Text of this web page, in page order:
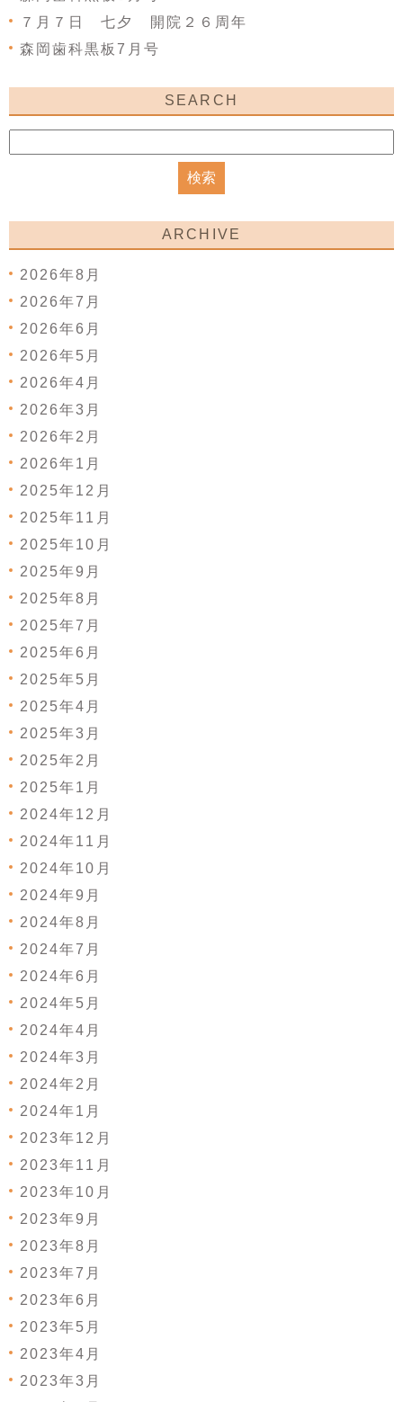
７月７日 七夕 開院２６周年
森岡歯科黒板7月号
SEARCH
ARCHIVE
2026年8月
2026年7月
2026年6月
2026年5月
2026年4月
2026年3月
2026年2月
2026年1月
2025年12月
2025年11月
2025年10月
2025年9月
2025年8月
2025年7月
2025年6月
2025年5月
2025年4月
2025年3月
2025年2月
2025年1月
2024年12月
2024年11月
2024年10月
2024年9月
2024年8月
2024年7月
2024年6月
2024年5月
2024年4月
2024年3月
2024年2月
2024年1月
2023年12月
2023年11月
2023年10月
2023年9月
2023年8月
2023年7月
2023年6月
2023年5月
2023年4月
2023年3月